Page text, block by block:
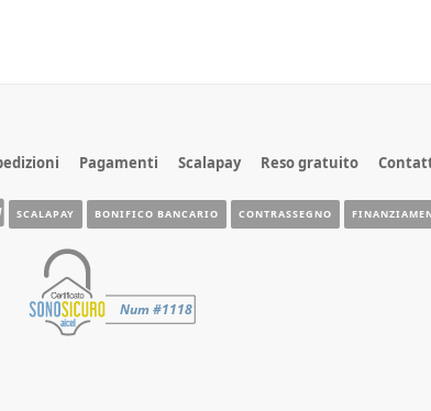
Pagamenti Scalapay Reso gratuito
SCALAPAY BONIFICO BANCARIO CONTRASSEGNO